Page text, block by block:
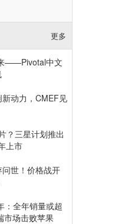
更多
——Pivotal中文
新动力，CMEF见
？三星计划推出
上市
世！价格战开
：全年销量或超
市场击败苹果